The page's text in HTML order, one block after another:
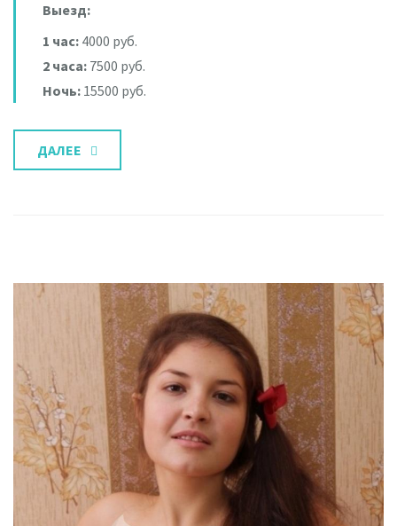
Выезд:
1 час: 4000 руб.
2 часа: 7500 руб.
Ночь: 15500 руб.
ДАЛЕЕ